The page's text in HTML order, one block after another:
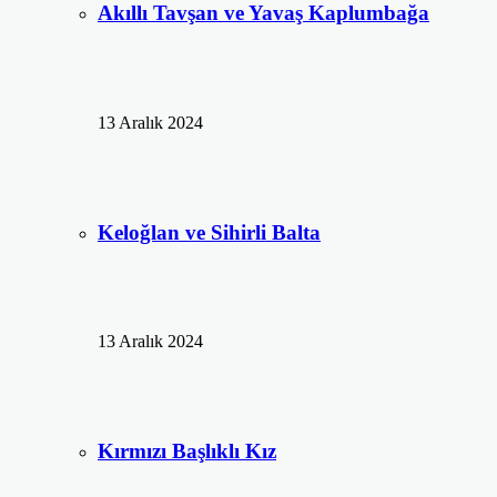
Akıllı Tavşan ve Yavaş Kaplumbağa
13 Aralık 2024
Keloğlan ve Sihirli Balta
13 Aralık 2024
Kırmızı Başlıklı Kız